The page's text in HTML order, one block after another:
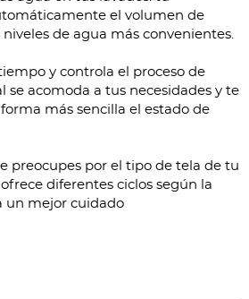
el volumen de
de agua más convenientes.
y controla el proceso de
se acomoda a tus necesidades y te
más sencilla el estado de
preocupes por el tipo de tela de tu
diferentes ciclos según la
un mejor cuidado